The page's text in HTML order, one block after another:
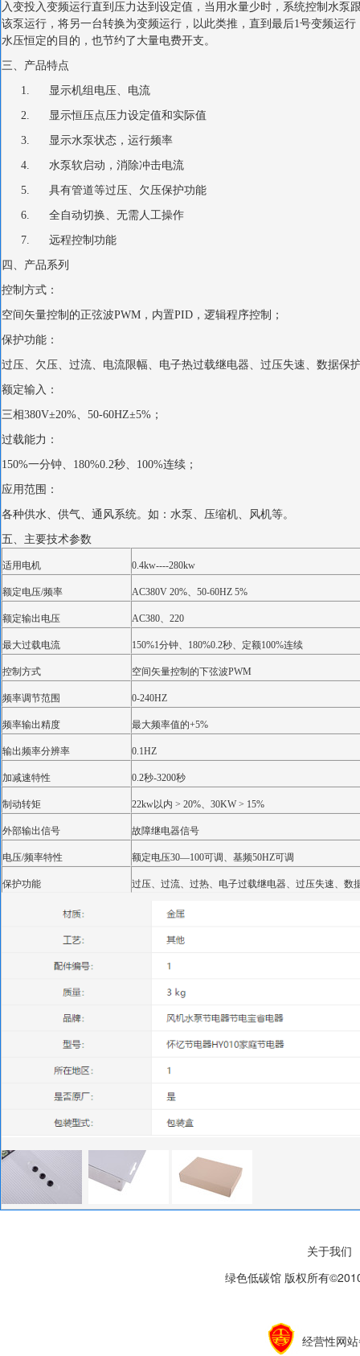
入变投入变频运行直到压力达到设定值，当用水量少时，系统控制水
该泵运行，将另一台转换为变频运行，以此类推，直到最后1号变频运
水压恒定的目的，也节约了大量电费开支。
三、产品特点
1. 显示机组电压、电流
2. 显示恒压点压力设定值和实际值
3. 显示水泵状态，运行频率
4. 水泵软启动，消除冲击电流
5. 具有管道等过压、欠压保护功能
6. 全自动切换、无需人工操作
7. 远程控制功能
四、产品系列
控制方式：
空间矢量控制的正弦波PWM，内置PID，逻辑程序控制；
保护功能：
过压、欠压、过流、电流限幅、电子热过载继电器、过压失速、数据保
额定输入：
三相380V±20%、50-60HZ±5%；
过载能力：
150%一分钟、180%0.2秒、100%连续；
应用范围：
各种供水、供气、通风系统。如：水泵、压缩机、风机等。
五、主要技术参数
适用电机 0.4kw----280kw
额定电压/频率 AC380V 20%、50-60HZ 5%
额定输出电压 AC380、220
最大过载电流 150%1分钟、180%0.2秒、定额100%连续
控制方式 空间矢量控制的下弦波PWM
频率调节范围 0-240HZ
频率输出精度 最大频率值的+5%
输出频率分辨率 0.1HZ
加减速特性 0.2秒-3200秒
制动转矩 22kw以内 > 20%、30KW > 15%
外部输出信号 故障继电器信号
电压/频率特性 额定电压30—100可调、基频50HZ可调
保护功能 过压、过流、过热、电子过载继电器、过压失速、数
关于我们
绿色低碳馆 版权所有
经营性网